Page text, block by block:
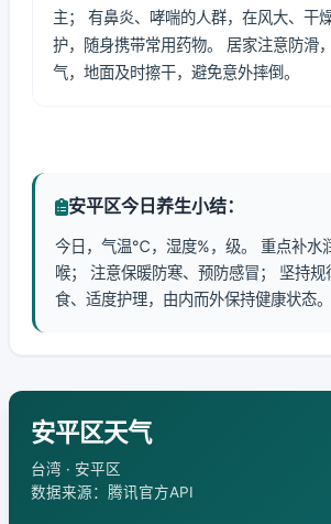
主； 有鼻炎、哮喘的人群，在风大、干
护，随身携带常用药物。 居家注意防滑
气，地面及时擦干，避免意外摔倒。
安平区今日养生小结：
今日，气温℃，湿度%，级。 重点补水
喉； 注意保暖防寒、预防感冒； 坚持
食、适度护理，由内而外保持健康状态。
安平区天气
台湾 · 安平区
数据来源：腾讯官方API